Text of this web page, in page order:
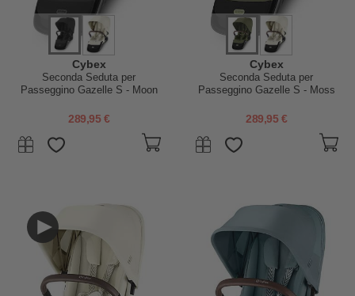
Cybex
Seconda Seduta per
Passeggino Gazelle S - Moon
289,95 €
Cybex
Seconda Seduta per
Passeggino Gazelle S - Moss
289,95 €